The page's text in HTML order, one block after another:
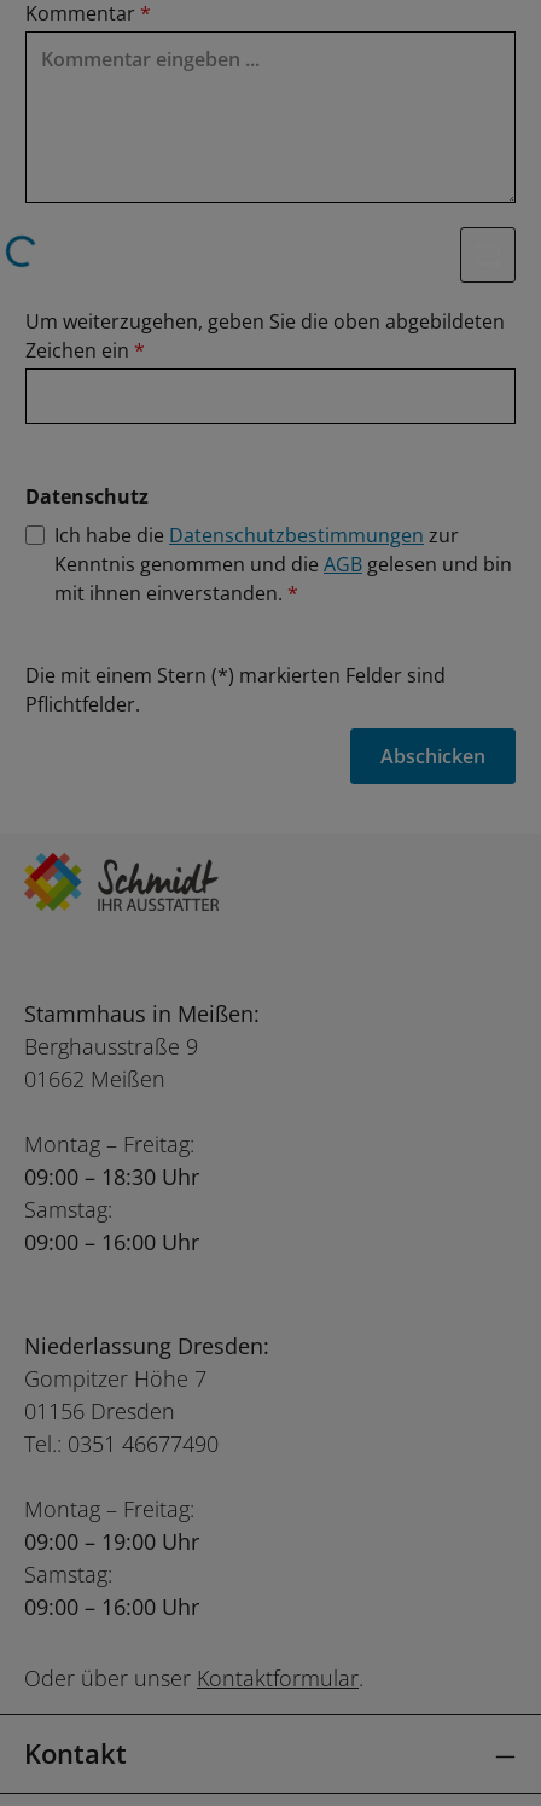
Kommentar *
Loading...
Um weiterzugehen, geben Sie die oben abgebildeten
Zeichen ein *
Datenschutz
Ich habe die Datenschutzbestimmungen zur
Kenntnis genommen und die AGB gelesen und bin
mit ihnen einverstanden. *
Die mit einem Stern (*) markierten Felder sind
Pflichtfelder.
Abschicken
Stammhaus in Meißen:
Berghausstraße 9
01662 Meißen
Montag – Freitag:
09:00 – 18:30 Uhr
Samstag:
09:00 – 16:00 Uhr
Niederlassung Dresden:
Gompitzer Höhe 7
01156 Dresden
Tel.: 0351 46677490
Montag – Freitag:
09:00 – 19:00 Uhr
Samstag:
09:00 – 16:00 Uhr
Oder über unser Kontaktformular.
Kontakt